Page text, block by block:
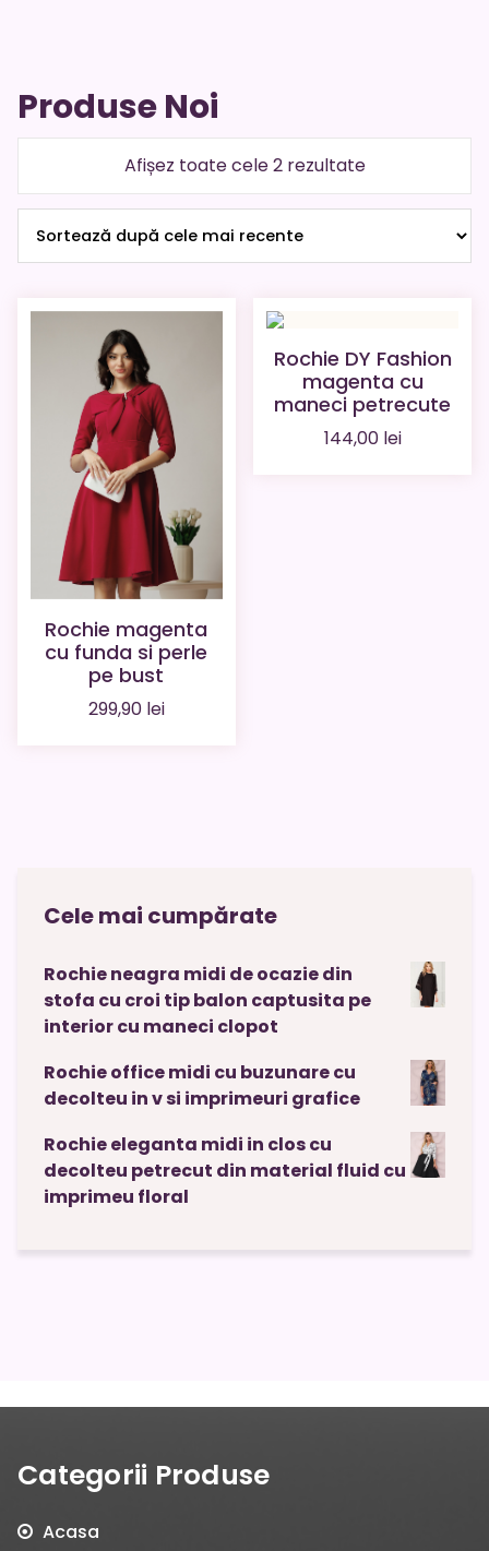
Produse Noi
Afișez toate cele 2 rezultateSortat
cele
recente
Rochie magenta
cu funda si perle
pe bust
299,90 lei
Rochie DY Fashion
magenta cu
maneci petrecute
144,00 lei
Cele mai cumpărate
Rochie neagra midi de ocazie din
stofa cu croi tip balon captusita pe
interior cu maneci clopot
Rochie office midi cu buzunare cu
decolteu in v si imprimeuri grafice
Rochie eleganta midi in clos cu
decolteu petrecut din material fluid cu
imprimeu floral
Categorii Produse
Acasa